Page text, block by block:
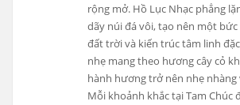
rộng mở. Hồ Lục Nhạc phẳng
dãy núi đá vôi, tạo nên một
đất trời và kiến trúc tâm linh
nhẹ mang theo hương cây cỏ
hành hương trở nên nhẹ
Mỗi khoảnh khắc tại Tam Chúc